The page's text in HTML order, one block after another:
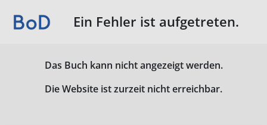
Ein Fehler ist aufgetreten.
Das Buch kann nicht angezeigt werden.
Die Website ist zurzeit nicht erreichbar.